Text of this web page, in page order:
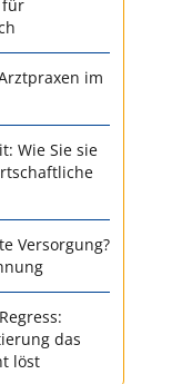
für
im
Wie Sie sie
Versorgung?
das
löst